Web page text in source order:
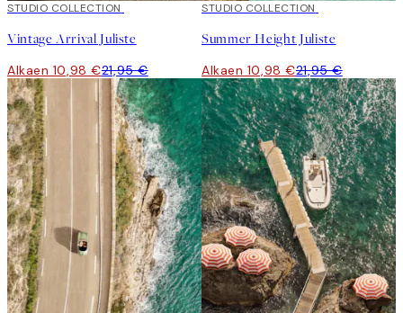
50%*
STUDIO COLLECTION
Vintage Arrival Juliste
Alkaen 10,98 €21,95 €
50%*
STUDIO COLLECTION
Summer Height Juliste
Alkaen 10,98 €21,95 €